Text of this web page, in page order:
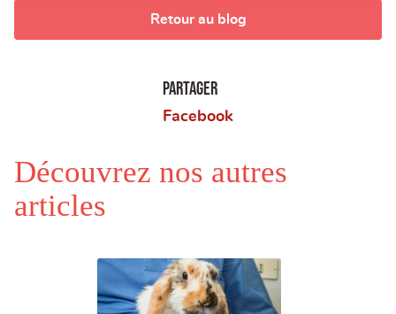
Retour au blog
Partager
Facebook
Découvrez nos autres
articles